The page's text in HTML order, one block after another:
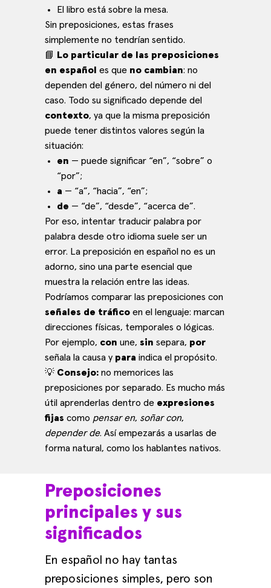
El libro está sobre la mesa.
Sin preposiciones, estas frases
simplemente no tendrían sentido.
📘 Lo particular de las preposiciones
en español es que no cambian: no
dependen del género, del número ni del
caso. Todo su significado depende del
contexto, ya que la misma preposición
puede tener distintos valores según la
situación:
en — puede significar “en”, “sobre” o
“por”;
a — “a”, “hacia”, “en”;
de — “de”, “desde”, “acerca de”.
Por eso, intentar traducir palabra por
palabra desde otro idioma suele ser un
error. La preposición en español no es un
adorno, sino una parte esencial que
muestra la relación entre las ideas.
Podríamos comparar las preposiciones con
señales de tráfico en el lenguaje: marcan
direcciones físicas, temporales o lógicas.
Por ejemplo, con une, sin separa, por
señala la causa y para indica el propósito.
💡 Consejo: no memorices las
preposiciones por separado. Es mucho más
útil aprenderlas dentro de expresiones
fijas como pensar en, soñar con,
depender de. Así empezarás a usarlas de
forma natural, como los hablantes nativos.
En español no hay tantas
preposiciones simples, pero son
Preposiciones
principales y sus
significados